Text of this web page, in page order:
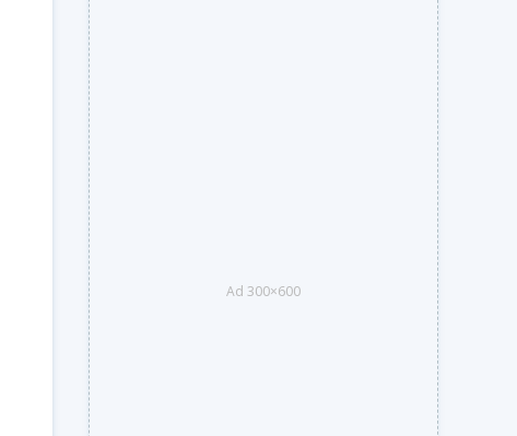
Ad 300×600